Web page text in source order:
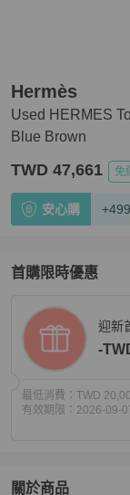
Used HERMES
Blue Brown
Hermès
TWD 47,661 免
安心購
首購限時優惠
迎新
-
最低消費： TWD
有效期限： 2026-09-
關於商品